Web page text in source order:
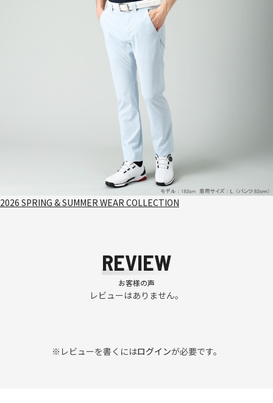
2026 SPRING & SUMMER WEAR COLLECTION
REVIEW
お客様の声
レビューはありません。
※レビューを書くにはログインが必要です。